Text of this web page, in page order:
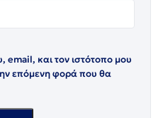
και τον ιστότοπο μου
επόμενη φορά που θα